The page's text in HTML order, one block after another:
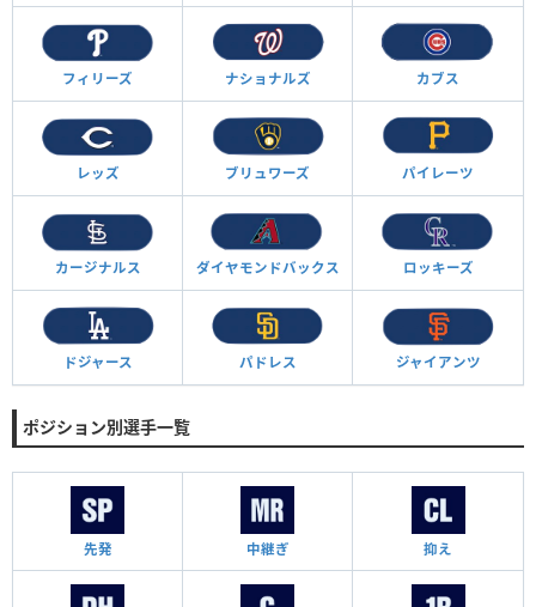
フィリーズ ナショナルズ カブス
レッズ ブリュワーズ パイレーツ
カージナルス ダイヤモンドバックス ロッキーズ
ドジャース パドレス ジャイアンツ
ポジション別選手一覧
先発 中継ぎ 抑え